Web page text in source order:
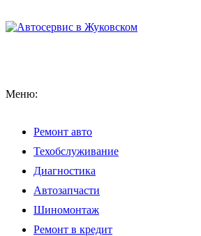
Меню:
Ремонт авто
Техобслуживание
Диагностика
Автозапчасти
Шиномонтаж
Ремонт в кредит